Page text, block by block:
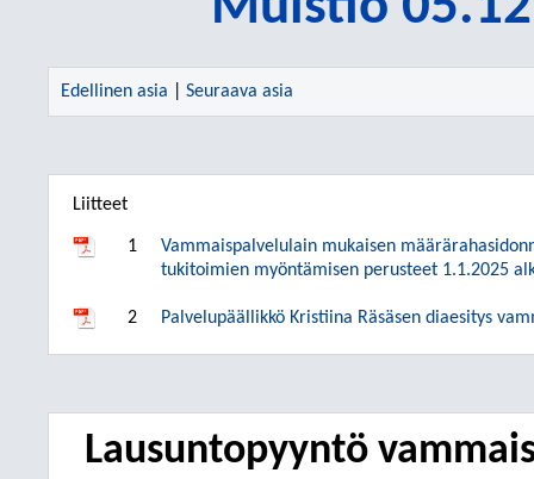
Edellinen asia Seuraava asia
Liitteet
1
Vammaispalvelulain mukaisen
tukitoimien myöntämisen perusteet 1.1.2025
2 Palvelupäällikkö Kristiina Räsäsen diaesitys
Lausuntopyyntö